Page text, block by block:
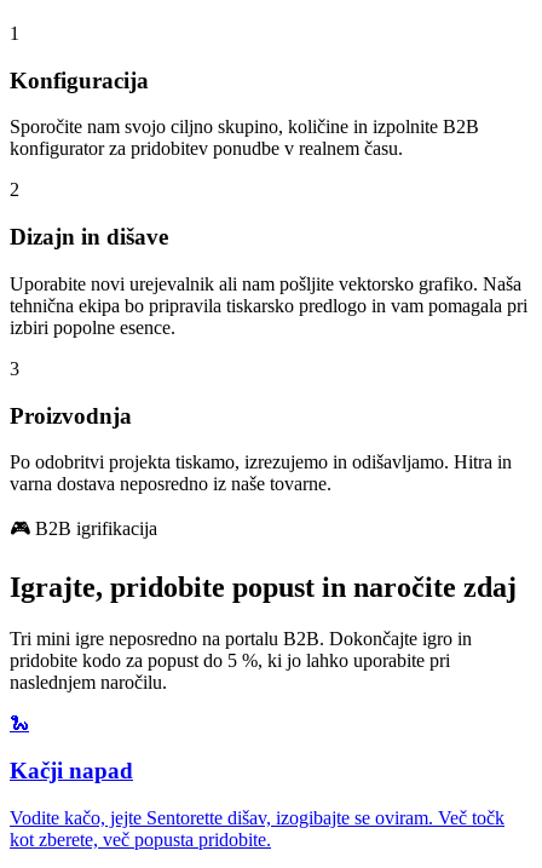
1
Konfiguracija
Sporočite nam svojo ciljno skupino, količine in izpolnite B2B
konfigurator za pridobitev ponudbe v realnem času.
2
Dizajn in dišave
Uporabite novi urejevalnik ali nam pošljite vektorsko grafiko. Naša
tehnična ekipa bo pripravila tiskarsko predlogo in vam pomagala pri
izbiri popolne esence.
3
Proizvodnja
Po odobritvi projekta tiskamo, izrezujemo in odišavljamo. Hitra in
varna dostava neposredno iz naše tovarne.
🎮 B2B igrifikacija
Igrajte, pridobite popust in naročite zdaj
Tri mini igre neposredno na portalu B2B. Dokončajte igro in
pridobite kodo za popust do 5 %, ki jo lahko uporabite pri
naslednjem naročilu.
🐍
Kačji napad
Vodite kačo, jejte Sentorette dišav, izogibajte se oviram. Več točk
kot zberete, več popusta pridobite.